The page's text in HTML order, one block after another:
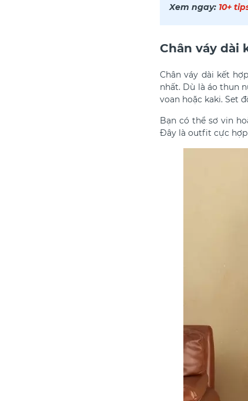
Xem ngay: 10+
Chân váy dài
Chân váy dài kết
nhất. Dù là áo thun
voan hoặc kaki. Set
Bạn có thể sơ vin
Đây là outfit cực hợp